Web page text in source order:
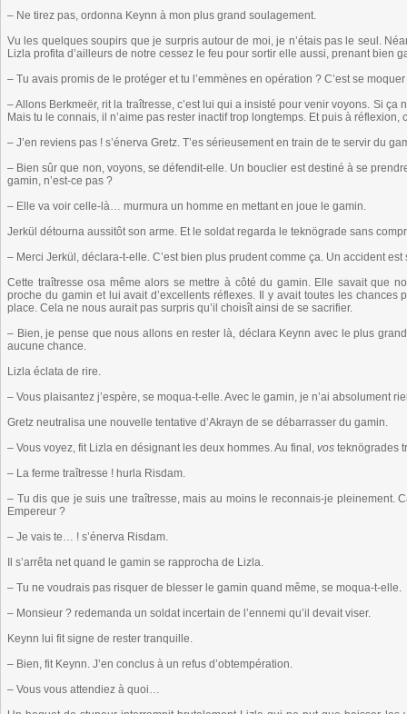
– Ne tirez pas, ordonna Keynn à mon plus grand soulagement.
Vu les quelques soupirs que je surpris autour de moi, je n’étais pas le seul.
Lizla profita d’ailleurs de notre cessez le feu pour sortir elle aussi, prenant bien
– Tu avais promis de le protéger et tu l’emmènes en opération ? C’est se
– Allons Berkmeër, rit la traîtresse, c’est lui qui a insisté pour venir voyons. Si ça
Mais tu le connais, il n’aime pas rester inactif trop longtemps. Et puis à
– J’en reviens pas ! s’énerva Gretz. T’es sérieusement en train de te servir du
– Bien sûr que non, voyons, se défendit-elle. Un bouclier est destiné à se
gamin, n’est-ce pas ?
– Elle va voir celle-là… murmura un homme en mettant en joue le gamin.
Jerkül détourna aussitôt son arme. Et le soldat regarda le teknögrade sans
– Merci Jerkül, déclara-t-elle. C’est bien plus prudent comme ça. Un accident est
Cette traîtresse osa même alors se mettre à côté du gamin. Elle savait que
proche du gamin et lui avait d’excellents réflexes. Il y avait toutes les chances
place. Cela ne nous aurait pas surpris qu’il choisît ainsi de se sacrifier.
– Bien, je pense que nous allons en rester là, déclara Keynn avec le plus
aucune chance.
Lizla éclata de rire.
– Vous plaisantez j’espère, se moqua-t-elle. Avec le gamin, je n’ai absolument
Gretz neutralisa une nouvelle tentative d’Akrayn de se débarrasser du gamin.
– Vous voyez, fit Lizla en désignant les deux hommes. Au final, vos teknögrades
– La ferme traîtresse ! hurla Risdam.
– Tu dis que je suis une traîtresse, mais au moins le reconnais-je pleinement.
Empereur ?
– Je vais te… ! s’énerva Risdam.
Il s’arrêta net quand le gamin se rapprocha de Lizla.
– Tu ne voudrais pas risquer de blesser le gamin quand même, se moqua-t-elle.
– Monsieur ? redemanda un soldat incertain de l’ennemi qu’il devait viser.
Keynn lui fit signe de rester tranquille.
– Bien, fit Keynn. J’en conclus à un refus d’obtempération.
– Vous vous attendiez à quoi…